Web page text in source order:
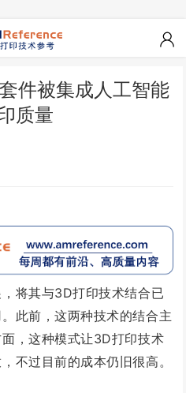
件被集成人工智能
质量
将其与3D打印技术结合已
此前，这两种技术的结合主
，这种模式让3D打印技术
不过目前的成本仍旧很高。